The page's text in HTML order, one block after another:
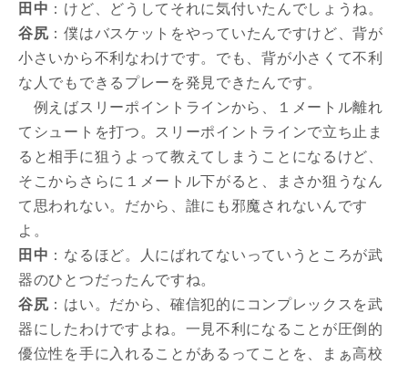
田中 ：けど、どうしてそれに気付いたんでしょうね。
谷尻 ：僕はバスケットをやっていたんですけど、背が
小さいから不利なわけです。でも、背が小さくて不利
な人でもできるプレーを発見できたんです。
例えばスリーポイントラインから、１メートル離れ
てシュートを打つ。スリーポイントラインで立ち止ま
ると相手に狙うよって教えてしまうことになるけど、
そこからさらに１メートル下がると、まさか狙うなん
て思われない。だから、誰にも邪魔されないんです
よ。
田中 ：なるほど。人にばれてないっていうところが武
器のひとつだったんですね。
谷尻 ：はい。だから、確信犯的にコンプレックスを武
器にしたわけですよね。一見不利になることが圧倒的
優位性を手に入れることがあるってことを、まぁ高校